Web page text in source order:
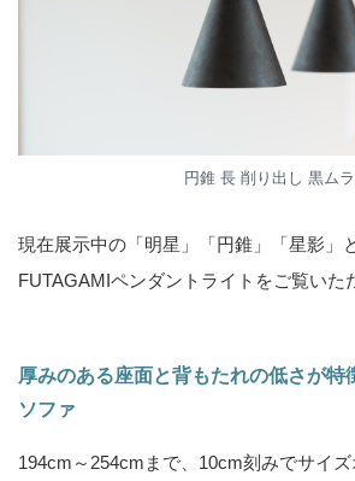
円錐 長 削り出し 黒ムラ
現在展示中の「明星」「円錐」「星影」
FUTAGAMIペンダントライトをご覧いた
厚みのある座面と背もたれの低さが特
ソファ
194cm～254cmまで、10cm刻みでサイ